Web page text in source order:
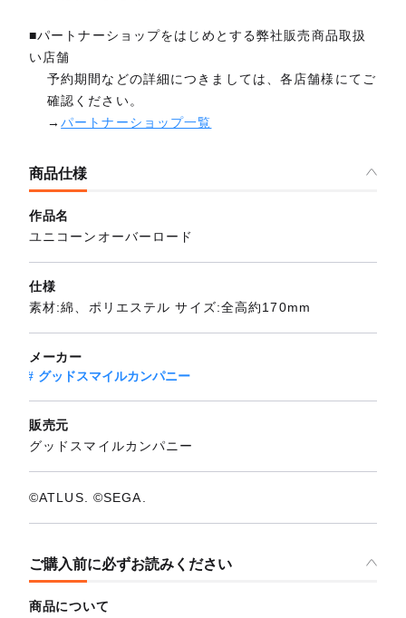
■パートナーショップをはじめとする弊社販売商品取扱
い店舗
予約期間などの詳細につきましては、各店舗様にてご
確認ください。
→パートナーショップ一覧
商品仕様
作品名
ユニコーンオーバーロード
仕様
素材:綿、ポリエステル サイズ:全高約170mm
メーカー
グッドスマイルカンパニー
販売元
グッドスマイルカンパニー
©ATLUS. ©SEGA.
ご購入前に必ずお読みください
商品について